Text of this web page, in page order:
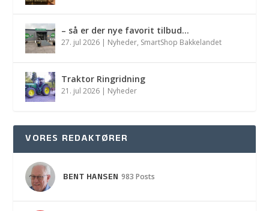
– så er der nye favorit tilbud…
27. jul 2026 | Nyheder, SmartShop Bakkelandet
Traktor Ringridning
21. jul 2026 | Nyheder
VORES REDAKTØRER
BENT HANSEN 983 Posts